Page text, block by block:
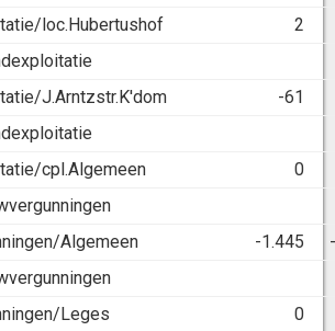
loc.Hubertushof
2
J.Arntzstr.K'dom
-61
cpl.Algemeen
0
Algemeen
-1.445
Leges
0